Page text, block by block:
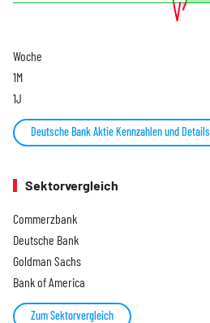
Woche
1M
1J
Deutsche Bank Aktie Kennzahlen und Details
Sektorvergleich
Commerzbank
Deutsche Bank
Goldman Sachs
Bank of America
Zum Sektorvergleich